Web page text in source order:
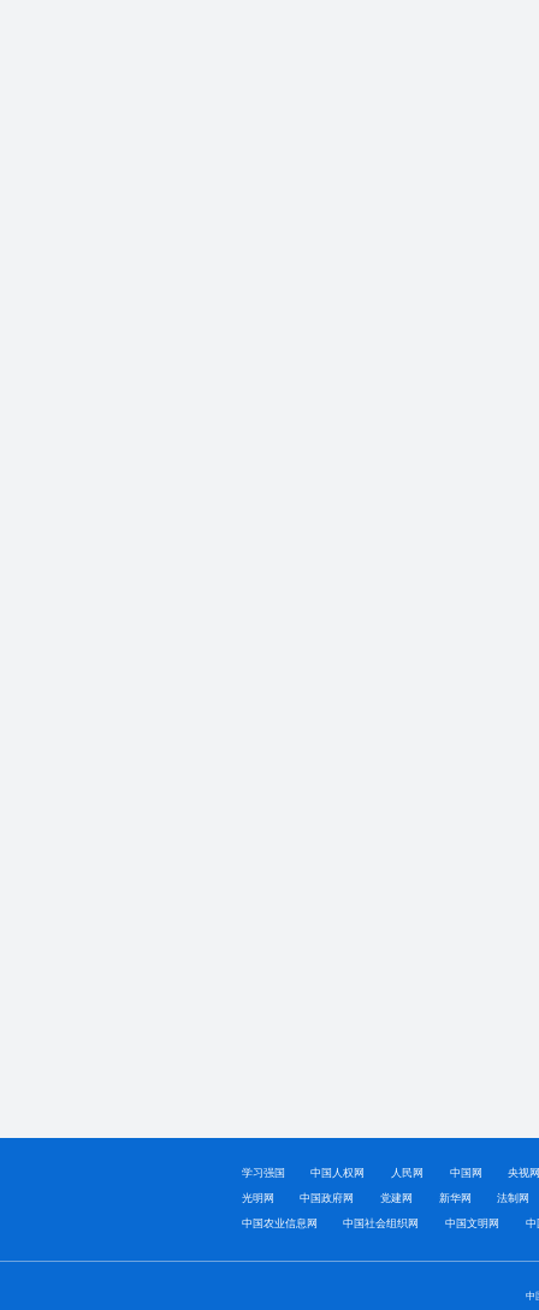
学习强国 中国人权网 人民网 中国网 央视
光明网 中国政府网 党建网 新华网 法制网
中国农业信息网 中国社会组织网 中国文明网 中
中